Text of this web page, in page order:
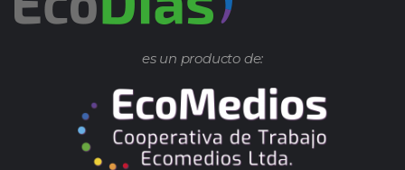
es un producto de: